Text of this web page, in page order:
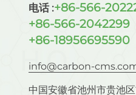
电话 :+86-566-
+86-566-2042299
+86-18956695590
info@carbon-
中国安徽省池州市贵池